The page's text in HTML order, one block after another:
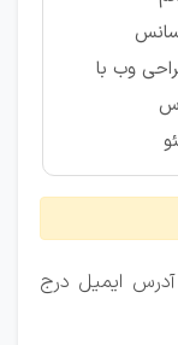
وب با
ایمیل درج